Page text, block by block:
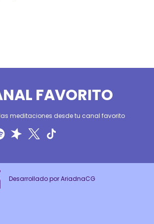
FAVORITO
meditaciones desde tu canal favorito
Desarrollado por AriadnaCG